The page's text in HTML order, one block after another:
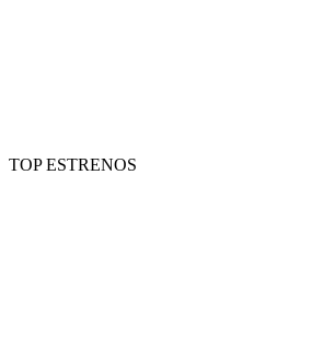
TOP ESTRENOS